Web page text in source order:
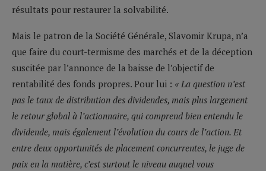
résultats pour restaurer la solvabilité.
Mais le patron de la Société Générale, Slavomir Krupa, n’a
que faire du court-termisme des marchés et de la déception
suscitée par l’annonce de la baisse de l’objectif de
rentabilité des fonds propres. Pour lui : « La question n’est
pas le taux de distribution des dividendes, mais plus largement
le retour global à l’actionnaire, qui comprend bien entendu le
dividende, mais également l’évolution du cours de l’action. Et
entre deux opportunités de placement concurrentes, le juge de
paix en la matière, c’est surtout le niveau auquel vous